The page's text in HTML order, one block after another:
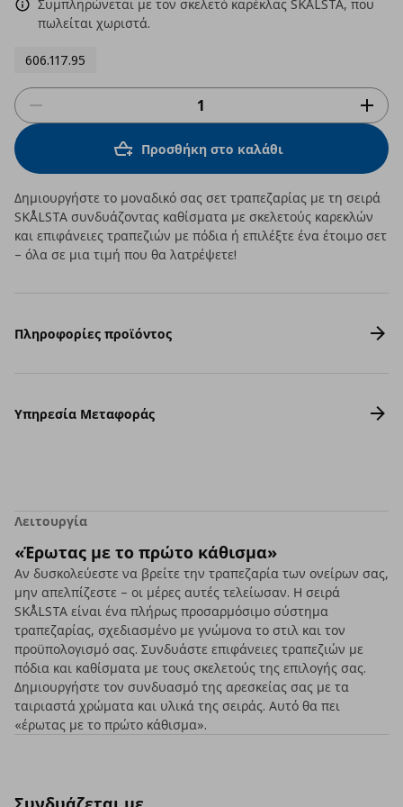
Συμπληρώνεται με τον σκελετό καρέκλας SKÅLSTA, που
πωλείται χωριστά.
606.117.95
Προσθήκη στο καλάθι
Δημιουργήστε το μοναδικό σας σετ τραπεζαρίας με τη σειρά
SKÅLSTA συνδυάζοντας καθίσματα με σκελετούς καρεκλών
και επιφάνειες τραπεζιών με πόδια ή επιλέξτε ένα έτοιμο σετ
– όλα σε μια τιμή που θα λατρέψετε!
Πληροφορίες προϊόντος
Υπηρεσία Μεταφοράς
Λειτουργία
«Έρωτας με το πρώτο κάθισμα»
Αν δυσκολεύεστε να βρείτε την τραπεζαρία των ονείρων σας,
μην απελπίζεστε – οι μέρες αυτές τελείωσαν. Η σειρά
SKÅLSTA είναι ένα πλήρως προσαρμόσιμο σύστημα
τραπεζαρίας, σχεδιασμένο με γνώμονα το στιλ και τον
προϋπολογισμό σας. Συνδυάστε επιφάνειες τραπεζιών με
πόδια και καθίσματα με τους σκελετούς της επιλογής σας.
Δημιουργήστε τον συνδυασμό της αρεσκείας σας με τα
ταιριαστά χρώματα και υλικά της σειράς. Αυτό θα πει
«έρωτας με το πρώτο κάθισμα».